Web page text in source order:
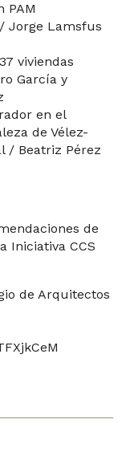
PAM
Jorge Lamsfus
viviendas
García y
en el
de Vélez-
/ Beatriz Pérez
de
Iniciativa CCS
de Arquitectos